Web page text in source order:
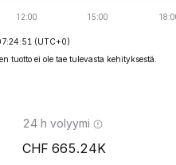
(UTC+0)
tuotto ei ole tae tulevasta kehityksestä.
24 h volyymi
665.24K